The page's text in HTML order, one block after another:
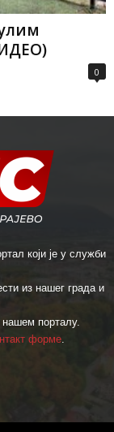
0
који је у служби
из нашег града и
нашем порталу.
форме.